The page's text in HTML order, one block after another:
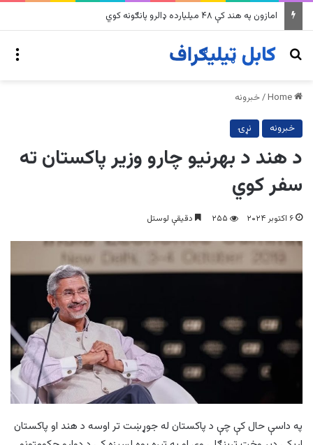
په وینزویلا کې زورورو زلزلو پراخ زیانونه اړولي
Search for
/خبرونه
خبرونه نړۍ
د هند د بهرنيو چارو وزیر پاکستان ته
سفر کوي
۶ اکتوبر ۲۰۲۴ ۲۵۵ دقیقې لوستل
په داسې حال کې چې د پاکستان له جوړښت تر اوسه د هند او پاکستان